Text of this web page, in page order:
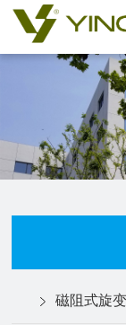
磁阻式旋变